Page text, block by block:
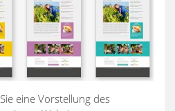
eine Vorstellung des